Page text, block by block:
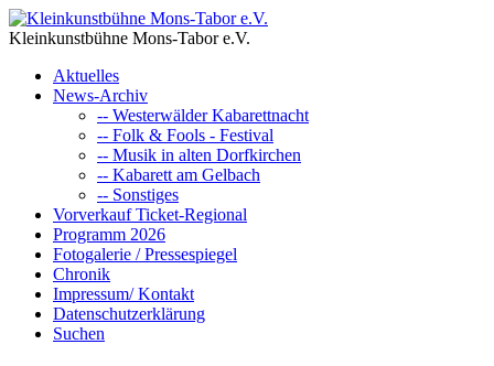
Kleinkunstbühne Mons-Tabor e.V.
Aktuelles
News-Archiv
-- Westerwälder Kabarettnacht
-- Folk & Fools - Festival
-- Musik in alten Dorfkirchen
-- Kabarett am Gelbach
-- Sonstiges
Vorverkauf Ticket-Regional
Programm 2026
Fotogalerie / Pressespiegel
Chronik
Impressum/ Kontakt
Datenschutzerklärung
Suchen